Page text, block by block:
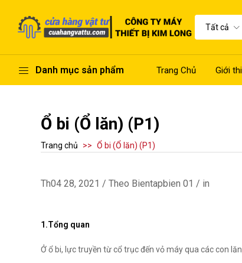
Tất cả
Danh mục sản phẩm Trang Chủ Giới
Ổ bi (Ổ lăn) (P1)
Trang chủ Ổ bi (Ổ lăn) (P1)
Th04 28, 2021 / Theo Bientapbien 01 / in
1.Tổng quan
Ở ổ bi, lực truyền từ cổ trục đến vỏ máy qua các con